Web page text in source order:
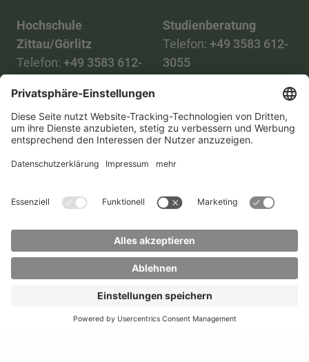
Hochschule
Zittau/Görlitz
Telefon: +49 3583 612-
Mail:info(at)hszg.de
Studienberatung
Telefon: +49 3583 612-
3055
Mail:
stud.info(at)hszg.de
TransparenzgesetzKontakt Lageplan